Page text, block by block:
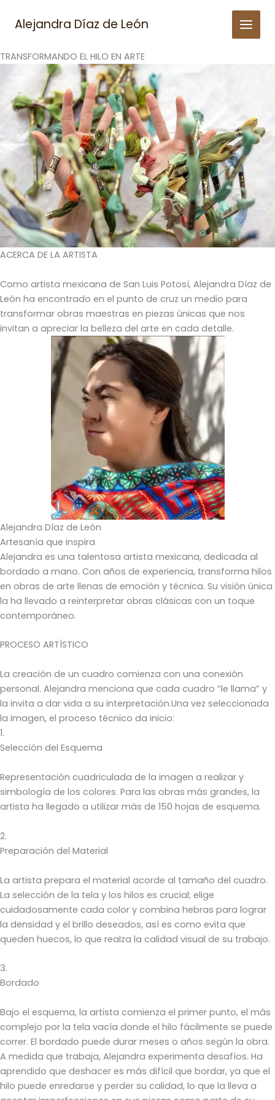
Alejandra Díaz de León
TRANSFORMANDO EL HILO EN ARTE
ACERCA DE LA ARTISTA
Como artista mexicana de San Luis Potosí, Alejandra Díaz de
León ha encontrado en el punto de cruz un medio para
transformar obras maestras en piezas únicas que nos
invitan a apreciar la belleza del arte en cada detalle.
Alejandra Díaz de León
Artesanía que inspira
Alejandra es una talentosa artista mexicana, dedicada al
bordado a mano. Con años de experiencia, transforma hilos
en obras de arte llenas de emoción y técnica. Su visión única
la ha llevado a reinterpretar obras clásicas con un toque
contemporáneo.
PROCESO ARTÍSTICO
La creación de un cuadro comienza con una conexión
personal. Alejandra menciona que cada cuadro “le llama” y
la invita a dar vida a su interpretación.Una vez seleccionada
la imagen, el proceso técnico da inicio:
1.
Selección del Esquema
Representación cuadriculada de la imagen a realizar y
simbología de los colores. Para las obras más grandes, la
artista ha llegado a utilizar más de 150 hojas de esquema.
2.
Preparación del Material
La artista prepara el material acorde al tamaño del cuadro.
La selección de la tela y los hilos es crucial; elige
cuidadosamente cada color y combina hebras para lograr
la densidad y el brillo deseados, así es como evita que
queden huecos, lo que realza la calidad visual de su trabajo.
3.
Bordado
Bajo el esquema, la artista comienza el primer punto, el más
complejo por la tela vacía donde el hilo fácilmente se puede
correr. El bordado puede durar meses o años según la obra.
A medida que trabaja, Alejandra experimenta desafíos. Ha
aprendido que deshacer es más difícil que bordar, ya que el
hilo puede enredarse y perder su calidad, lo que la lleva a